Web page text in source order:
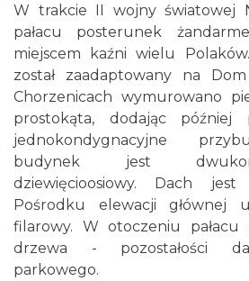
W trakcie II wojny światowej
pałacu posterunek
miejscem kaźni wielu
został zaadaptowany na
Chorzenicach wymurowano
prostokąta, dodając
jednokondygnacyjne
budynek jest
dziewięcioosiowy. Dach
Pośrodku elewacji głównej
filarowy. W otoczeniu pałacu
drzewa - pozostałości
parkowego.